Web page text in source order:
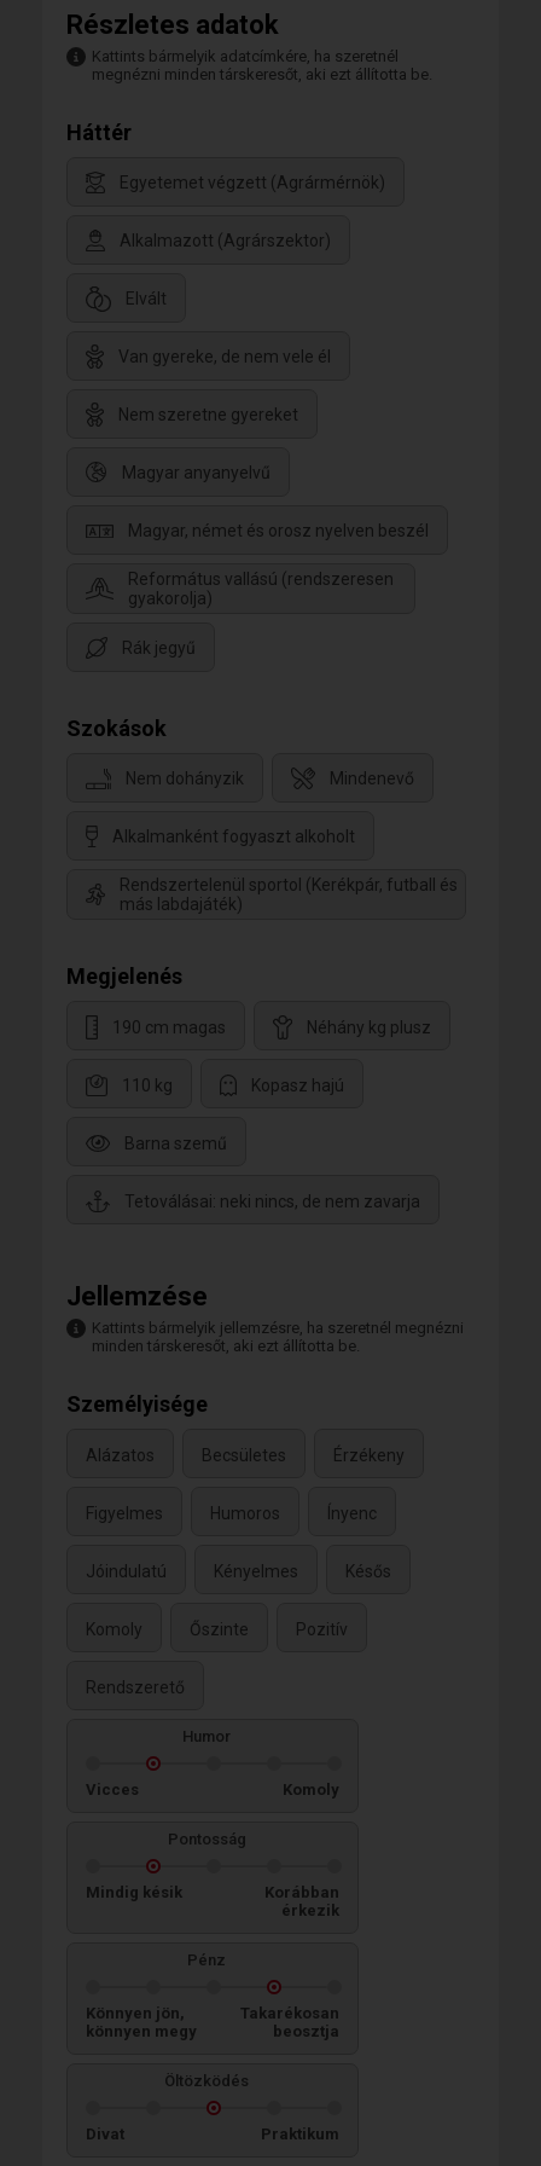
Részletes adatok
Kattints bármelyik adatcímkére, ha szeretnél
megnézni minden társkeresőt, aki ezt állította be.
Háttér
Egyetemet végzett (Agrármérnök)
Alkalmazott (Agrárszektor)
Elvált
Van gyereke, de nem vele él
Nem szeretne gyereket
Magyar anyanyelvű
Magyar, német és orosz nyelven beszél
Református vallású (rendszeresen
gyakorolja)
Rák jegyű
Szokások
Nem dohányzik Mindenevő
Alkalmanként fogyaszt alkoholt
Rendszertelenül sportol (Kerékpár, futball és
más labdajáték)
Megjelenés
190 cm magas Néhány kg plusz
110 kg Kopasz hajú
Barna szemű
Tetoválásai: neki nincs, de nem zavarja
Jellemzése
Kattints bármelyik jellemzésre, ha szeretnél megnézni
minden társkeresőt, aki ezt állította be.
Személyisége
Alázatos Becsületes Érzékeny
Figyelmes Humoros Ínyenc
Jóindulatú Kényelmes Késős
Komoly Őszinte Pozitív
Rendszerető
Humor
Vicces Komoly
Pontosság
Mindig késik
Korábban
érkezik
Pénz
Könnyen jön,
könnyen megy
Takarékosan
beosztja
Öltözködés
Divat Praktikum